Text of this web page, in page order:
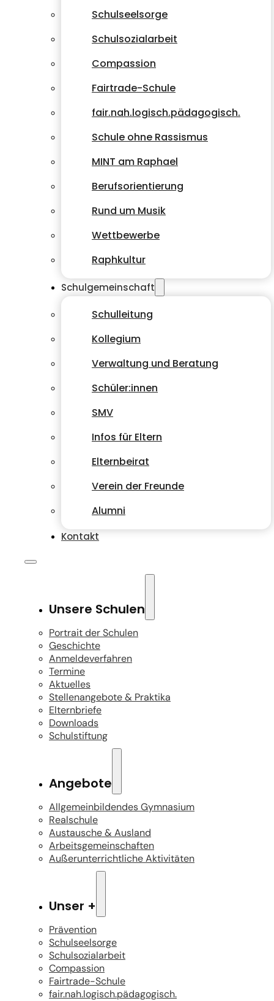
Schulseelsorge
Schulsozialarbeit
Compassion
Fairtrade-Schule
fair.nah.logisch.pädagogisch.
Schule ohne Rassismus
MINT am Raphael
Berufsorientierung
Rund um Musik
Wettbewerbe
Raphkultur
Schulgemeinschaft
Schulleitung
Kollegium
Verwaltung und Beratung
Schüler:innen
SMV
Infos für Eltern
Elternbeirat
Verein der Freunde
Alumni
Kontakt
Unsere Schulen
Portrait der Schulen
Geschichte
Anmeldeverfahren
Termine
Aktuelles
Stellenangebote & Praktika
Elternbriefe
Downloads
Schulstiftung
Angebote
Allgemeinbildendes Gymnasium
Realschule
Austausche & Ausland
Arbeitsgemeinschaften
Außerunterrichtliche Aktivitäten
Unser +
Prävention
Schulseelsorge
Schulsozialarbeit
Compassion
Fairtrade-Schule
fair.nah.logisch.pädagogisch.